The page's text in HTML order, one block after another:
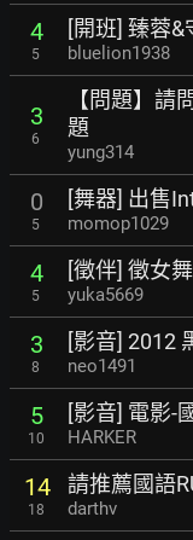
4
5
[開班] 臻蓉
bluelion1938
3
6
【問題】請
題
yung314
0
5
[舞器] 出售
momop1029
4
5
[徵伴] 徵女
yuka5669
3
8
[影音] 2012
neo1491
5
10
[影音] 電影-
HARKER
14
18
請推薦國語
darthv